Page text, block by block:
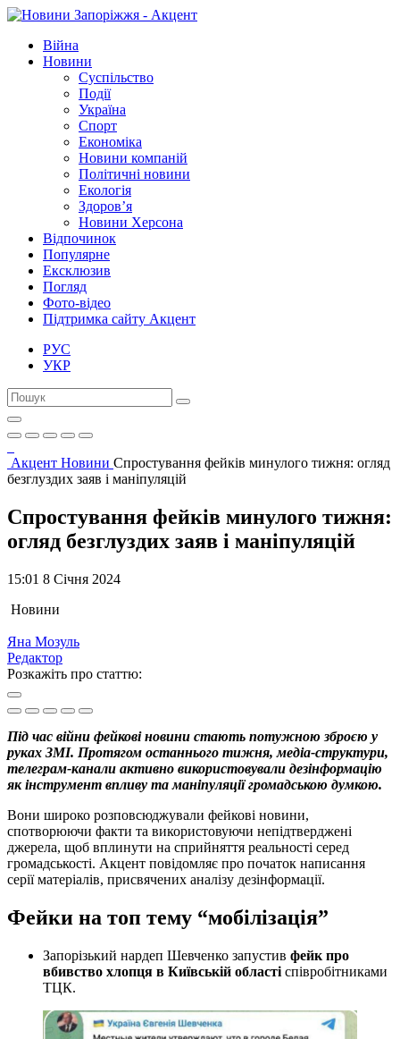
Війна
Новини
Суспільство
Події
Україна
Спорт
Економіка
Новини компаній
Політичні новини
Екологія
Здоров’я
Новини Херсона
Відпочинок
Популярне
Ексклюзив
Погляд
Фото-відео
Підтримка сайту Акцент
РУС
УКР
Акцент Новини Спростування фейків минулого тижня: огляд
безглуздих заяв і маніпуляцій
Спростування фейків минулого тижня:
огляд безглуздих заяв і маніпуляцій
15:01 8 Січня 2024
Новини
Яна Мозуль
Редактор
Розкажіть про статтю:
Під час війни фейкові новини стають потужною зброєю у
руках ЗМІ. Протягом останнього тижня, медіа-структури,
телеграм-канали активно використовували дезінформацію
як інструмент впливу та маніпуляції громадською думкою.
Вони широко розповсюджували фейкові новини,
спотворюючи факти та використовуючи непідтверджені
джерела, щоб вплинути на сприйняття реальності серед
громадськості. Акцент повідомляє про початок написання
серії матеріалів, присвячених аналізу дезінформації.
Фейки на топ тему “мобілізація”
Запорізький нардеп Шевченко запустив фейк про
вбивство хлопця в Київській області співробітниками
ТЦК.